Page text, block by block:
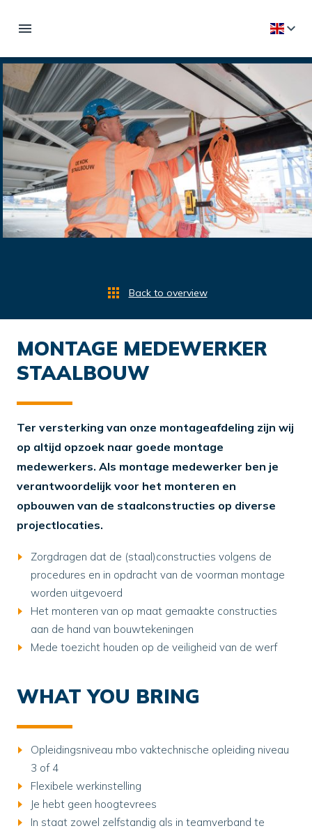
Back to overview
MONTAGE MEDEWERKER
STAALBOUW
Ter versterking van onze montageafdeling zijn wij
op altijd opzoek naar goede montage
medewerkers. Als montage medewerker ben je
verantwoordelijk voor het monteren en
opbouwen van de staalconstructies op diverse
projectlocaties.
Zorgdragen dat de (staal)constructies volgens de
procedures en in opdracht van de voorman montage
worden uitgevoerd
Het monteren van op maat gemaakte constructies
aan de hand van bouwtekeningen
Mede toezicht houden op de veiligheid van de werf
WHAT YOU BRING
Opleidingsniveau mbo vaktechnische opleiding niveau
3 of 4
Flexibele werkinstelling
Je hebt geen hoogtevrees
In staat zowel zelfstandig als in teamverband te